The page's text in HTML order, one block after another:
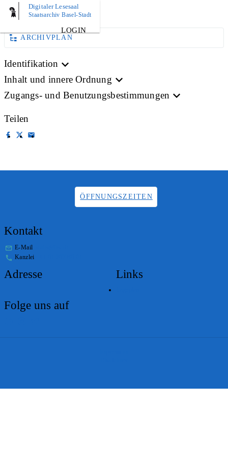
Digitaler Lesesaal
Staatsarchiv Basel-Stadt
LOGIN
BILD
ARCHIVPLAN
Identifikation
Inhalt und innere Ordnung
Zugangs- und Benutzungsbestimmungen
Teilen
ÖFFNUNGSZEITEN
Kontakt
E-Mail
Kanzlei
Adresse Links
Folge uns auf